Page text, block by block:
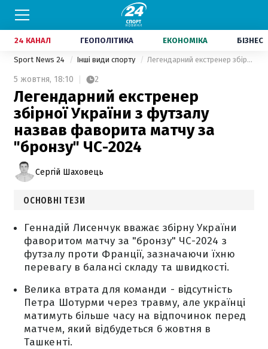
24 КАНАЛ ГЕОПОЛІТИКА ЕКОНОМІКА БІЗНЕС
Sport News 24 Інші види спорту Легендарний екстренер збірної України з футзалу назвав фаворита матчу за "бронзу" ЧС-2024
5 жовтня, 18:10 2
Легендарний екстренер
збірної України з футзалу
назвав фаворита матчу за
"бронзу" ЧС-2024
Сергій Шаховець
ОСНОВНІ ТЕЗИ
Геннадій Лисенчук вважає збірну України
фаворитом матчу за "бронзу" ЧС-2024 з
футзалу проти Франції, зазначаючи їхню
перевагу в балансі складу та швидкості.
Велика втрата для команди - відсутність
Петра Шотурми через травму, але українці
матимуть більше часу на відпочинок перед
матчем, який відбудеться 6 жовтня в
Ташкенті.